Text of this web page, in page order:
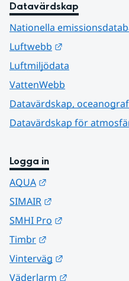
Datavärdskap
Nationella
Luftwebb
Luftmiljödata
VattenWebb
Datavärdskap,
Datavärdskap för
Logga in
AQUA
SIMAIR
SMHI Pro
Timbr
Vinterväg
Väderlarm